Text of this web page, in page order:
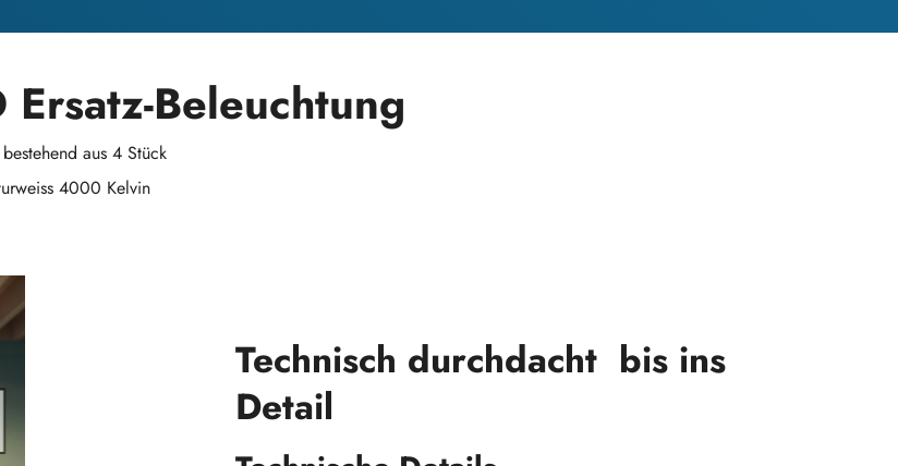
Ersatz-Beleuchtung
aus 4 Stück
4000 Kelvin
Technisch durchdacht bis ins
Detail